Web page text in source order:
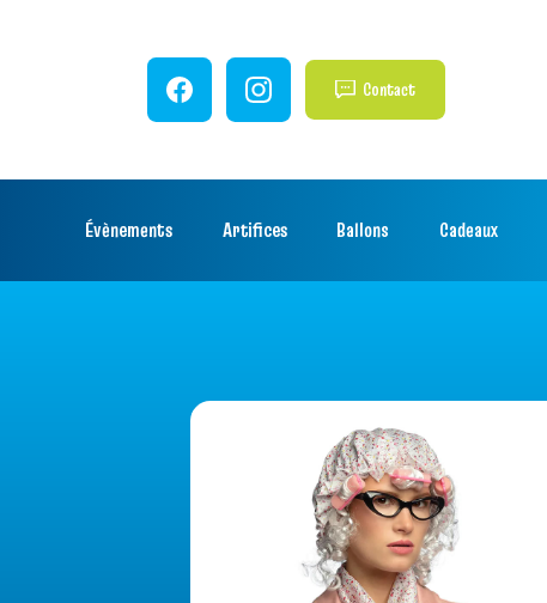
Contact
Évènements Artifices Ballons Cadeaux